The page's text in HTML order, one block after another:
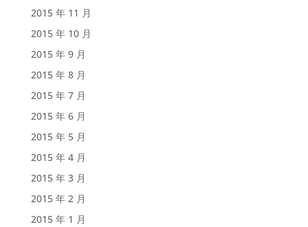
2015 年 11 月
2015 年 10 月
2015 年 9 月
2015 年 8 月
2015 年 7 月
2015 年 6 月
2015 年 5 月
2015 年 4 月
2015 年 3 月
2015 年 2 月
2015 年 1 月